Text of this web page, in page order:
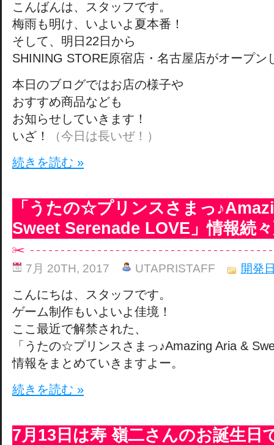
こんばんは、スタッフです。
梅雨も明け、いよいよ夏本番！
そして、明日22日から
SHINING STORE原宿店・名古屋店がオープン
本日のブログではお店の様子や
おすすめ商品なども
お知らせしていきます！
いざ！
（今日は長いぜ！）
続きを読む »
「うたの☆プリンスさまっ
Sweet Serenade LOVE」情報続
7月 20TH, 2017 UTAPRISTAFF 開発
こんにちは、スタッフです。
ゲーム制作もいよいよ佳境！
ここ最近で解禁された、
「うたの☆プリンスさまっ♪Amazing Aria &
情報をまとめていきますよー。
続きを読む »
7月13日は寿 嶺二さんのお誕生日